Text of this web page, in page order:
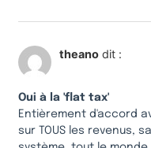
theano dit :
Oui à la 'flat tax'
Entièrement d'accord
sur TOUS les revenus,